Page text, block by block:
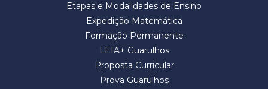
Etapas e Modalidades de Ensino
Expedição Matemática
Formação Permanente
LEIA+ Guarulhos
Proposta Curricular
Prova Guarulhos